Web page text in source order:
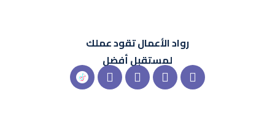
رواد الأعمالتقود عملك
لمستقبل أفضل
Instagram
X-
Linkedin
Snapchat
شعار